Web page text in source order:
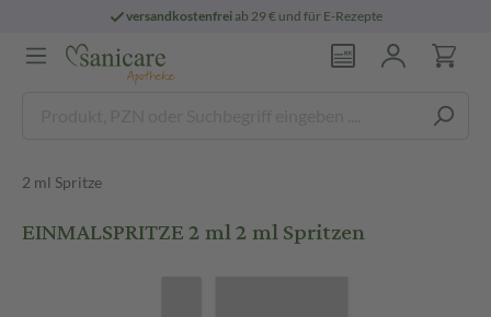
versandkostenfreiab 29 € und für E-Rezepte
2 ml Spritze
EINMALSPRITZE 2 ml 2 ml Spritzen